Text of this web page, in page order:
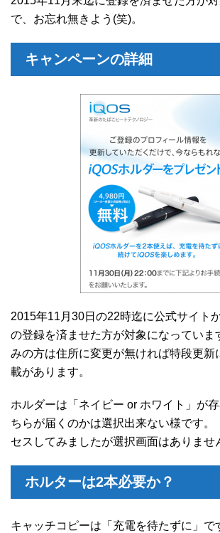
で、お忘れ無きよう(笑)。
キャンペーンの詳細
2015年11月30日の22時迄に公式サイト
の登録を済ませた方が対象になっていま
みの方は住所に変更が無ければ特段更新
載があります。
ホルダーは「ネイビー or ホワイト」が
ちらが届くのかは選択出来ない様です。
セスしてみましたが選択画面はありませ
ホルターは2本必要か？
キャッチコピーは「充電を待たずに」で